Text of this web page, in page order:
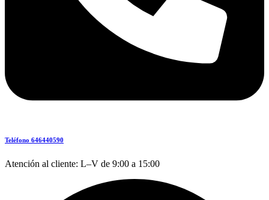
Teléfono 646440590
Atención al cliente: L–V de 9:00 a 15:00